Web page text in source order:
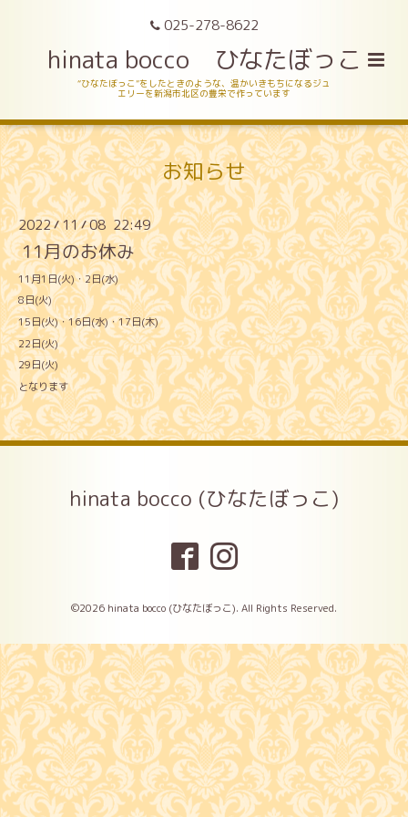
025-278-8622
hinata bocco ひなたぼっこ
“ひなたぼっこ”をしたときのような、温かいきもちになるジュ
エリーを新潟市北区の豊栄で作っています
お知らせ
2022/11/08 22:49
11月のお休み
11月1日(火)・2日(水)
8日(火)
15日(火)・16日(水)・17日(木)
22日(火)
29日(火)
となります
hinata bocco (ひなたぼっこ)
©2026 hinata bocco (ひなたぼっこ). All Rights Reserved.